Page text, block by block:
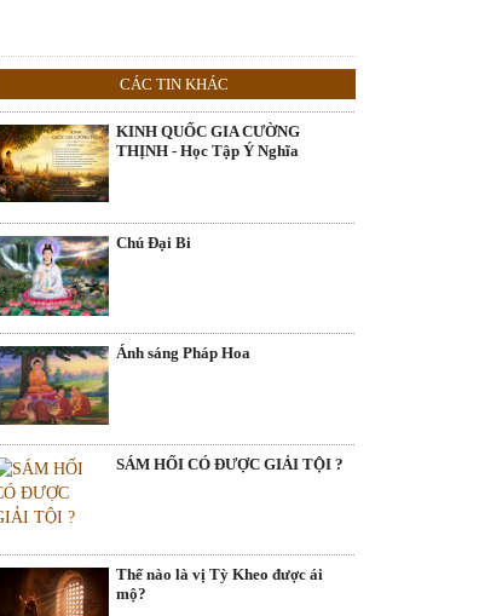
CÁC TIN KHÁC
KINH QUỐC GIA CƯỜNG
THỊNH - Học Tập Ý Nghĩa
Chú Đại Bi
Ánh sáng Pháp Hoa
SÁM HỐI CÓ ĐƯỢC GIẢI TỘI ?
Thế nào là vị Tỳ Kheo được ái
mộ?